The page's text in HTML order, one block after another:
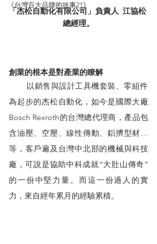
《台灣百大品牌的故事21》
「杰松自動化有限公司」負責人  江協松
總經理。
創業的根本是對產業的瞭解
為起步的杰松自動化，如今是國際大廠
Bosch Rexroth的台灣總代理商，產品包
含油壓、空壓、線性傳動、鋁擠型材…
等，客戶遍及台灣中北部的機械與科技
廠，可說是協助中科成就“大肚山傳奇”
的一份中堅力量。而這一份過人的實
力，來自經年累月的經驗累積。